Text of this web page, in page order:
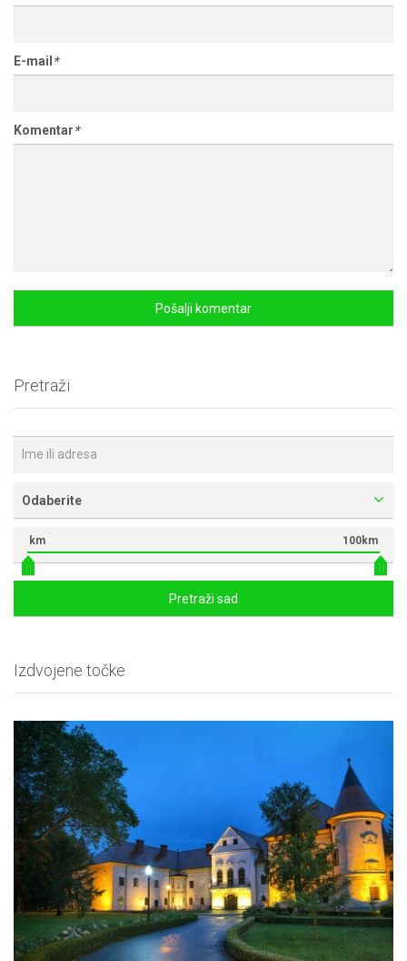
E-mail *
Komentar*
Pretraži
Odaberite
km 100km
Pretraži sad
Izdvojene točke